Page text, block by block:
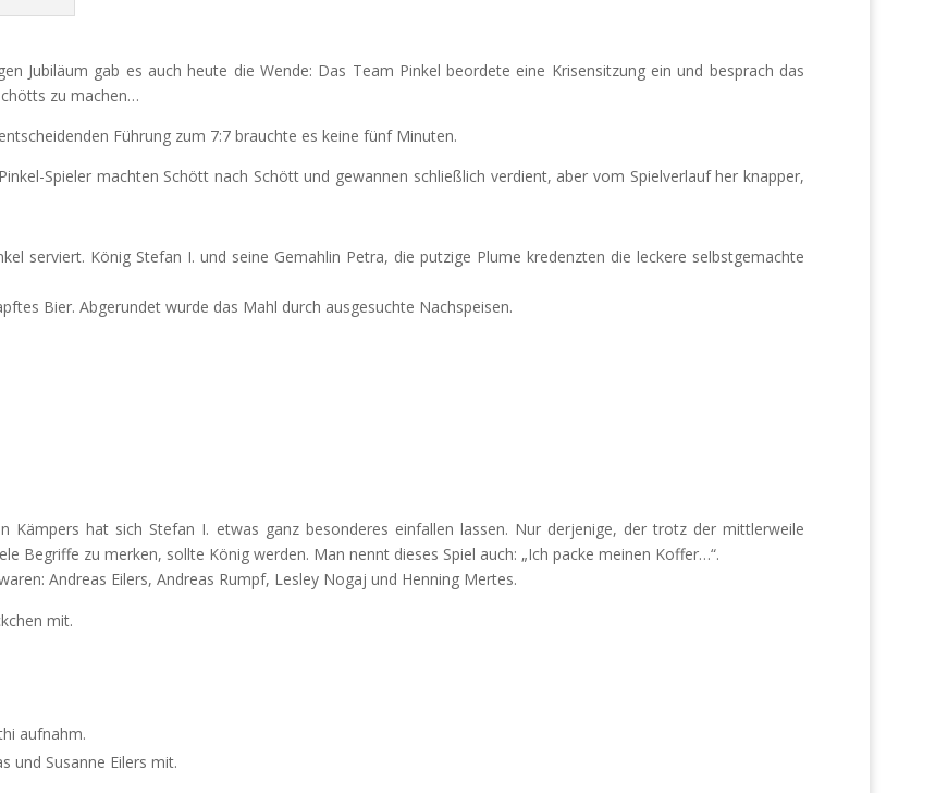
Jubiläum gab es auch heute die Wende: Das Team Pinkel beordete eine Krisensitzung ein und besprach das
zu machen…
Führung zum 7:7 brauchte es keine fünf Minuten.
Spieler machten Schött nach Schött und gewannen schließlich verdient, aber vom Spielverlauf her knapper,
serviert. König Stefan I. und seine Gemahlin Petra, die putzige Plume kredenzten die leckere selbstgemachte
Bier. Abgerundet wurde das Mahl durch ausgesuchte Nachspeisen.
Kämpers hat sich Stefan I. etwas ganz besonderes einfallen lassen. Nur derjenige, der trotz der mittlerweile
Begriffe zu merken, sollte König werden. Man nennt dieses Spiel auch: „Ich packe meinen Koffer…“.
Andreas Eilers, Andreas Rumpf, Lesley Nogaj und Henning Mertes.
mit.
aufnahm.
und Susanne Eilers mit.